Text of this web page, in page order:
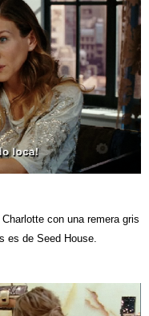
con una remera gris
es de Seed House.